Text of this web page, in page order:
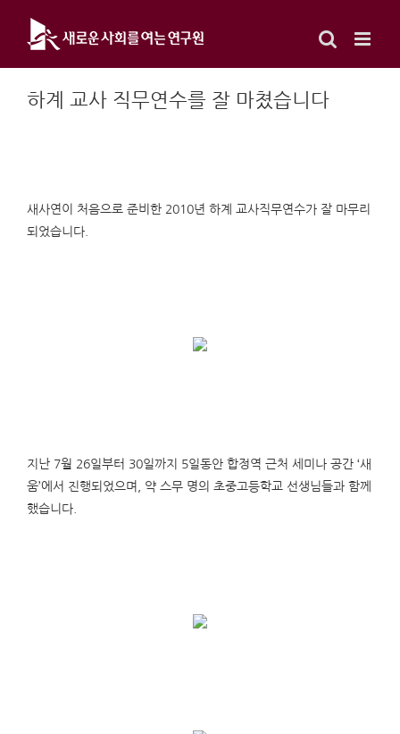
content
하계 교사 직무연수를 잘 마쳤습니다
새사연이 처음으로 준비한 2010년 하계 교사직무연수가 잘 마무리
되었습니다.
지난 7월 26일부터 30일까지 5일동안 합정역 근처 세미나 공간 ‘새
움’에서 진행되었으며, 약 스무 명의 초중고등학교 선생님들과 함께
했습니다.